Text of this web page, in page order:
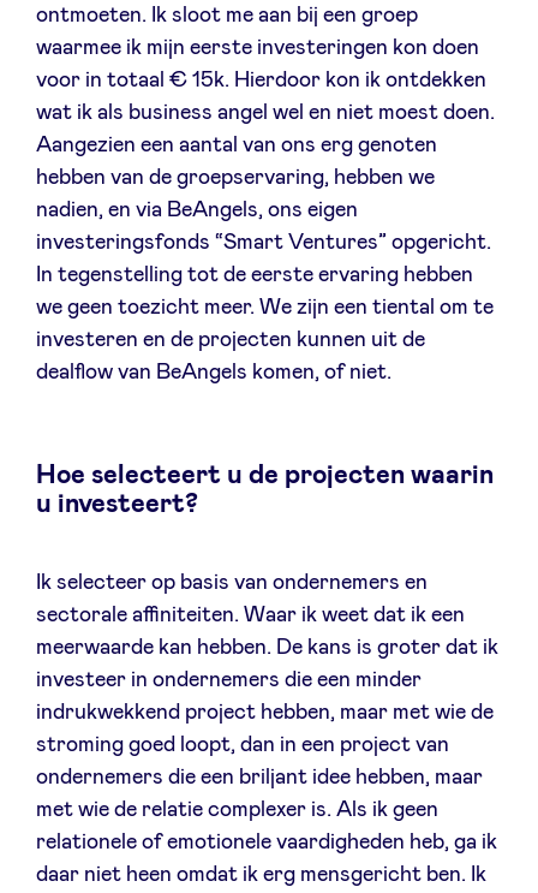
ontmoeten. Ik sloot me aan bij een groep
waarmee ik mijn eerste investeringen kon doen
voor in totaal € 15k. Hierdoor kon ik ontdekken
wat ik als business angel wel en niet moest doen.
Aangezien een aantal van ons erg genoten
hebben van de groepservaring, hebben we
nadien, en via BeAngels, ons eigen
investeringsfonds “Smart Ventures” opgericht.
In tegenstelling tot de eerste ervaring hebben
we geen toezicht meer. We zijn een tiental om te
investeren en de projecten kunnen uit de
dealflow van BeAngels komen, of niet.
Hoe selecteert u de projecten waarin
u investeert?
Ik selecteer op basis van ondernemers en
sectorale affiniteiten. Waar ik weet dat ik een
meerwaarde kan hebben. De kans is groter dat ik
investeer in ondernemers die een minder
indrukwekkend project hebben, maar met wie de
stroming goed loopt, dan in een project van
ondernemers die een briljant idee hebben, maar
met wie de relatie complexer is. Als ik geen
relationele of emotionele vaardigheden heb, ga ik
daar niet heen omdat ik erg mensgericht ben. Ik